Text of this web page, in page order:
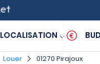
LOCALISATION
Louer 01270 Pirajoux